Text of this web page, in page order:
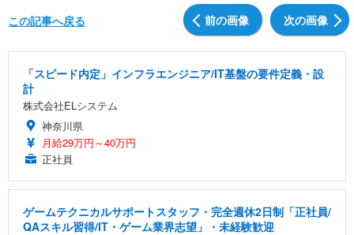
前の画像 次の画像
この記事へ戻る
「スピード内定」インフラエンジニア/IT基盤の要件定義・設
計
株式会社ELシステム
神奈川県
月給29万円～40万円
正社員
ゲームテクニカルサポートスタッフ・完全週休2日制「正社員/
QAスキル習得/IT・ゲーム業界志望」・未経験歓迎